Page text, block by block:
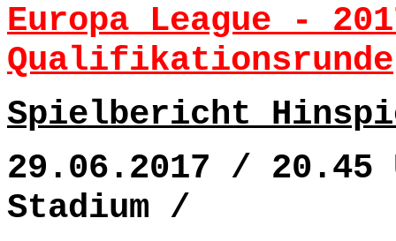
Europa League -
Qualifikationsrunde
Spielbericht
29.06.2017 /
Stadium /